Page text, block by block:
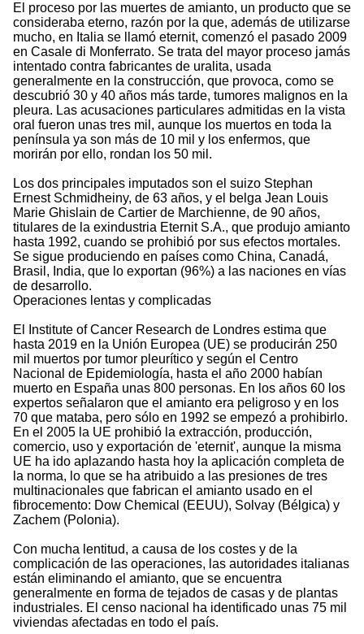
El proceso por las muertes de amianto, un producto que se
consideraba eterno, razón por la que, además de utilizarse
mucho, en Italia se llamó eternit, comenzó el pasado 2009
en Casale di Monferrato. Se trata del mayor proceso jamás
intentado contra fabricantes de uralita, usada
generalmente en la construcción, que provoca, como se
descubrió 30 y 40 años más tarde, tumores malignos en la
pleura. Las acusaciones particulares admitidas en la vista
oral fueron unas tres mil, aunque los muertos en toda la
península ya son más de 10 mil y los enfermos, que
morirán por ello, rondan los 50 mil.
Los dos principales imputados son el suizo Stephan
Ernest Schmidheiny, de 63 años, y el belga Jean Louis
Marie Ghislain de Cartier de Marchienne, de 90 años,
titulares de la exindustria Eternit S.A., que produjo amianto
hasta 1992, cuando se prohibió por sus efectos mortales.
Se sigue produciendo en países como China, Canadá,
Brasil, India, que lo exportan (96%) a las naciones en vías
de desarrollo.
Operaciones lentas y complicadas
El Institute of Cancer Research de Londres estima que
hasta 2019 en la Unión Europea (UE) se producirán 250
mil muertos por tumor pleurítico y según el Centro
Nacional de Epidemiología, hasta el año 2000 habían
muerto en España unas 800 personas. En los años 60 los
expertos señalaron que el amianto era peligroso y en los
70 que mataba, pero sólo en 1992 se empezó a prohibirlo.
En el 2005 la UE prohibió la extracción, producción,
comercio, uso y exportación de 'eternit', aunque la misma
UE ha ido aplazando hasta hoy la aplicación completa de
la norma, lo que se ha atribuido a las presiones de tres
multinacionales que fabrican el amianto usado en el
fibrocemento: Dow Chemical (EEUU), Solvay (Bélgica) y
Zachem (Polonia).
Con mucha lentitud, a causa de los costes y de la
complicación de las operaciones, las autoridades italianas
están eliminando el amianto, que se encuentra
generalmente en forma de tejados de casas y de plantas
industriales. El censo nacional ha identificado unas 75 mil
viviendas afectadas en todo el país.